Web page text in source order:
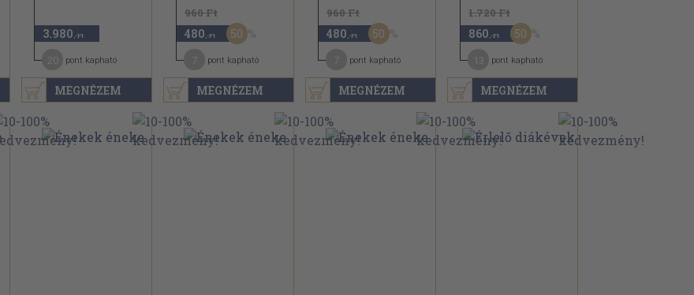
MEGNÉZEM
3.980 ,-Ft
pont kapható
MEGNÉZEM
960 Ft
480 ,-Ft 50
pont kapható
MEGNÉZEM
960 Ft
480 ,-Ft 50
pont kapható
MEGNÉZEM
1.720 Ft
860 ,-Ft 50
pont kapható